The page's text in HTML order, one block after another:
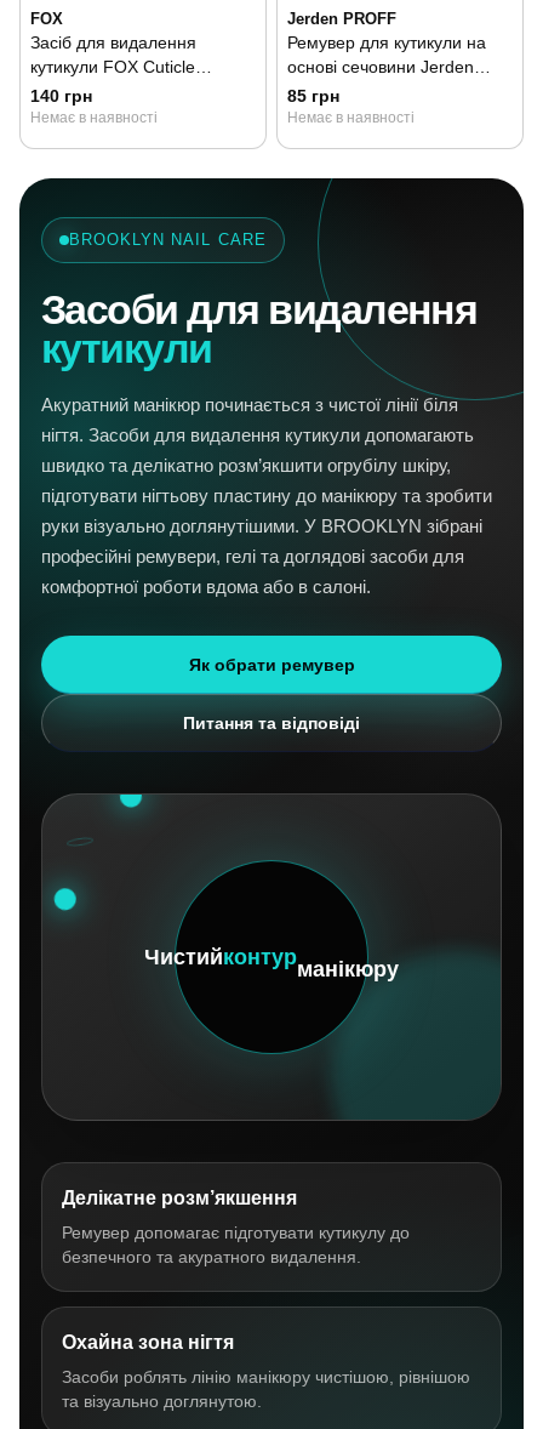
FOX
Засіб для видалення
кутикули FOX Cuticle
Remover Tech 30 мл
140 грн
Немає в наявності
Jerden PROFF
Ремувер для кутикули на
основі сечовини Jerden
Proff Cuticle Remover Urea
10 мл
85 грн
Немає в наявності
BROOKLYN NAIL CARE
Засоби для видалення
кутикули
Акуратний манікюр починається з чистої лінії біля
нігтя. Засоби для видалення кутикули допомагають
швидко та делікатно розм’якшити огрубілу шкіру,
підготувати нігтьову пластину до манікюру та зробити
руки візуально доглянутішими. У BROOKLYN зібрані
професійні ремувери, гелі та доглядові засоби для
комфортної роботи вдома або в салоні.
Як обрати ремувер
Питання та відповіді
Чистийконтур
манікюру
Делікатне розм’якшення
Ремувер допомагає підготувати кутикулу до
безпечного та акуратного видалення.
Охайна зона нігтя
Засоби роблять лінію манікюру чистішою, рівнішою
та візуально доглянутою.